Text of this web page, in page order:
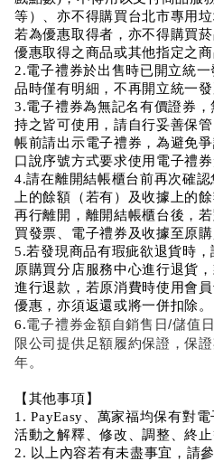
等）、亦不得購買台北市專用
若為優惠取得者，亦不得購買
優惠取得之商品或其他指定之商
2.電子禮券於出售時已開立統
品時僅有明細，不再開立統一發
3.電子禮券為無記名有價證券
持之皆可使用，請自行妥善保
帳前請出示電子禮券，為避免
口說序號方式要求使用電子禮券
4.請在離開結帳櫃台前再次確
上的餘額（若有）及收據上的
再行離開，離開結帳櫃台後，
買發票、電子禮券及收據至原
5.若發現商品有瑕疵欲退貨時
原購買分店服務中心進行退貨
進行退款，若原消費時使用會
優惠，亦須返還或將一併扣除。
6.電子禮券金額自銷售日/儲值
限公司提供足額履約保證，保
年。
【其他事項】
1. PayEasy、萬家福均保有對
活動之解釋、修改、調整、終止
2. 以上內容若有未盡事宜，請